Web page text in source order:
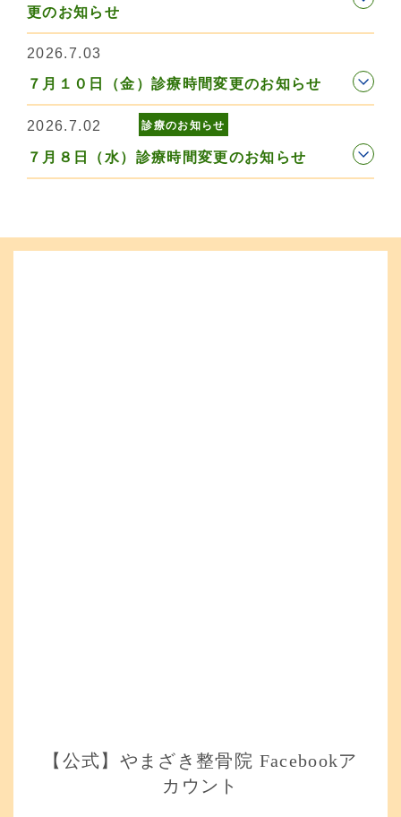
更のお知らせ
2026.7.03
７月１０日（金）診療時間変更のお知らせ
2026.7.02 診療のお知らせ
７月８日（水）診療時間変更のお知らせ
【公式】やまざき整骨院 Facebookア
カウント